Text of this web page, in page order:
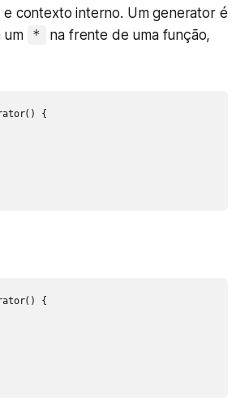
contexto interno. Um generator é
um
*
na frente de uma função,
{
{